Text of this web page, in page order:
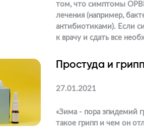
том, что симптомы
лечения (например,
антибиотиками). Если
к врачу и сдать все
Простуда и грипп
27.01.2021
«Зима - пора эпидемий
такое грипп и чем он